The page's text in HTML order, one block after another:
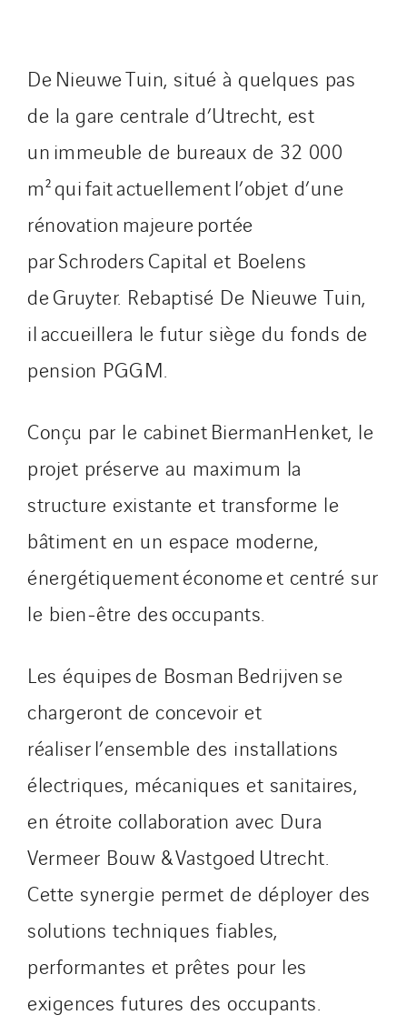
De Nieuwe Tuin, situé à quelques pas
de la gare centrale d’Utrecht, est
un immeuble de bureaux de 32 000
m² qui fait actuellement l’objet d’une
rénovation majeure portée
par Schroders Capital et Boelens
de Gruyter. Rebaptisé De Nieuwe Tuin,
il accueillera le futur siège du fonds de
pension PGGM.
Conçu par le cabinet BiermanHenket, le
projet préserve au maximum la
structure existante et transforme le
bâtiment en un espace moderne,
énergétiquement économe et centré sur
le bien‑être des occupants.
Les équipes de Bosman Bedrijven se
chargeront de concevoir et
réaliser l’ensemble des installations
électriques, mécaniques et sanitaires,
en étroite collaboration avec Dura
Vermeer Bouw & Vastgoed Utrecht.
Cette synergie permet de déployer des
solutions techniques fiables,
performantes et prêtes pour les
exigences futures des occupants.
Tunzini Troyes
Twyver
Uxello
Valentin
Valette
VINCI Stiftung
SITES PAYS
Austria
Belgium
Czech Republic
Danemark
Germany
Indonesia
Italy
Netherlands
Nordic countries
Poland
Portugal
Romania
Slovakia
Spain
Sweden
United Kingdom